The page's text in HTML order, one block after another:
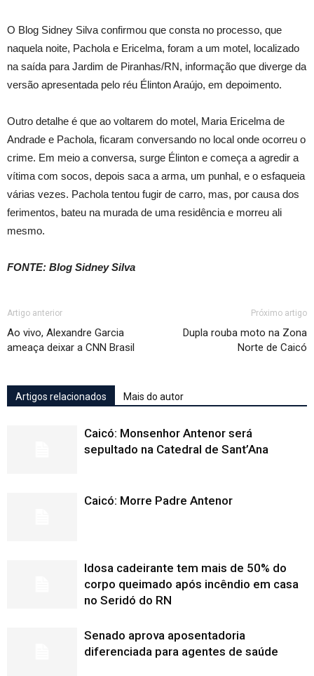
O Blog Sidney Silva confirmou que consta no processo, que
naquela noite, Pachola e Ericelma, foram a um motel, localizado
na saída para Jardim de Piranhas/RN, informação que diverge da
versão apresentada pelo réu Élinton Araújo, em depoimento.
Outro detalhe é que ao voltarem do motel, Maria Ericelma de
Andrade e Pachola, ficaram conversando no local onde ocorreu o
crime. Em meio a conversa, surge Élinton e começa a agredir a
vítima com socos, depois saca a arma, um punhal, e o esfaqueia
várias vezes. Pachola tentou fugir de carro, mas, por causa dos
ferimentos, bateu na murada de uma residência e morreu ali
mesmo.
FONTE: Blog Sidney Silva
Artigo anterior
Ao vivo, Alexandre Garcia
ameaça deixar a CNN Brasil
Próximo artigo
Dupla rouba moto na Zona
Norte de Caicó
Artigos relacionados Mais do autor
Caicó: Monsenhor Antenor será
sepultado na Catedral de Sant’Ana
Caicó: Morre Padre Antenor
Idosa cadeirante tem mais de 50% do
corpo queimado após incêndio em casa
no Seridó do RN
Senado aprova aposentadoria
diferenciada para agentes de saúde